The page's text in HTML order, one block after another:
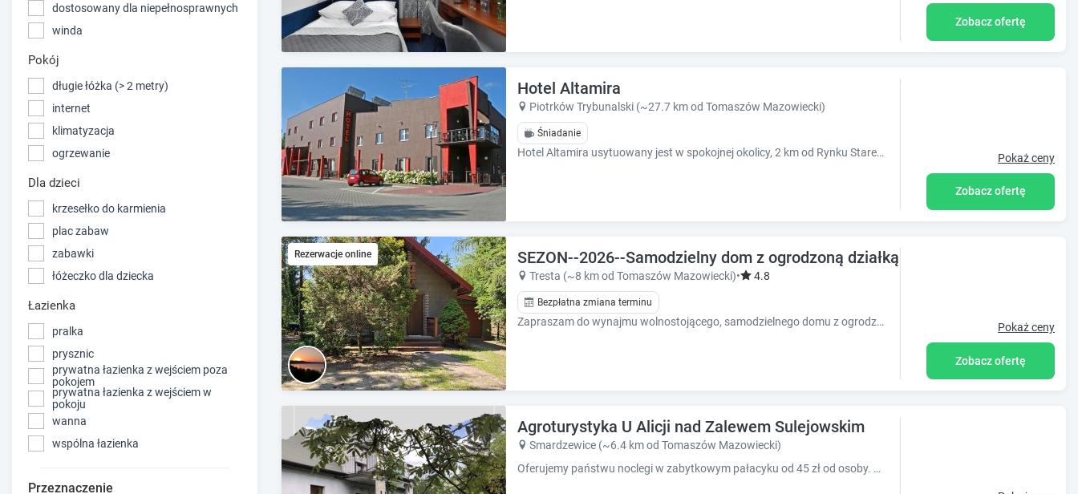
o
g
t
h
b
o
a
d
s
h
o
r
t
c
u
t
f
o
r
c
h
t
h
e
k
e
d
s
h
o
r
o
r
c
dostosowany dla niepełnosprawnych
winda
Pokój
długie łóżka (> 2 metry)
internet
klimatyzacja
ogrzewanie
Dla dzieci
krzesełko do karmienia
plac zabaw
zabawki
łóżeczko dla dziecka
Łazienka
pralka
prysznic
prywatna łazienka z wejściem poza
pokojem
prywatna łazienka z wejściem w
pokoju
wanna
wspólna łazienka
Przeznaczenie
Zobacz ofertę
Hotel Altamira
Piotrków Trybunalski (~27.7 km od Tomaszów Mazowiecki)
Śniadanie
Hotel Altamira usytuowany jest w spokojnej okolicy, 2 km od Rynku Starego Miasta. Oferuje on klimatyzowane pokoje z bezpłatnym Wi-Fi. Ten trzygwiazdk Pokaż ceny
Zobacz ofertę
Rezerwacje online SEZON--2026--Samodzielny dom z ogrodzoną działką nad zalewem
Tresta (~8 km od Tomaszów Mazowiecki)• 4.8
Bezpłatna zmiana terminu
Zapraszam do wynajmu wolnostojącego, samodzielnego domu z ogrodzoną działką na wyłączność--super lokalizacja blisko lasu i zalewu Sulejowskiego. Pokaż ceny
Zobacz ofertę
Agroturystyka U Alicji nad Zalewem Sulejowskim
Smardzewice (~6.4 km od Tomaszów Mazowiecki)
Oferujemy państwu noclegi w zabytkowym pałacyku od 45 zł od osoby. Prosimy dzwonić na numer telefonu.